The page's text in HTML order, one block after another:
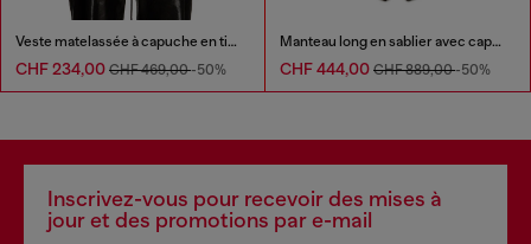
Veste matelassée à capuche en tissu enduit
CHF 234,00 CHF 469,00-50%
Manteau long en sablier avec capuche snood en tricot
CHF 444,00 CHF 889,00-50%
Inscrivez-vous pour recevoir des mises à
jour et des promotions par e-mail